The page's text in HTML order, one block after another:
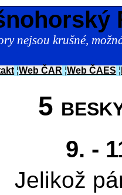
nejsou krušné,
¦Web ČAR ¦Web ČAES ¦
5
9. -
Jelikož